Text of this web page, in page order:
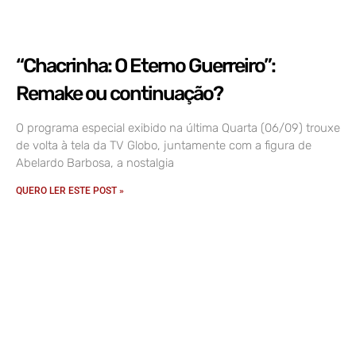
“Chacrinha: O Eterno Guerreiro”:
Remake ou continuação?
O programa especial exibido na última Quarta (06/09) trouxe
de volta à tela da TV Globo, juntamente com a figura de
Abelardo Barbosa, a nostalgia
QUERO LER ESTE POST »